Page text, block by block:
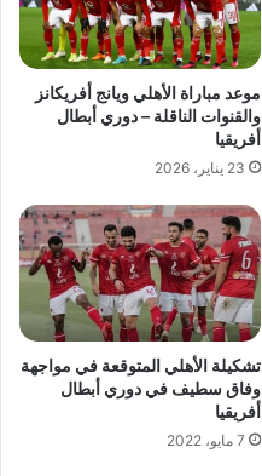
موعد مباراة الأهلي ويانج أفريكانز
والقنوات الناقلة – دوري أبطال
أفريقيا
23 يناير، 2026
تشكيلة الأهلي المتوقعة في مواجهة
وفاق سطيف في دوري أبطال
أفريقيا
7 مايو، 2022